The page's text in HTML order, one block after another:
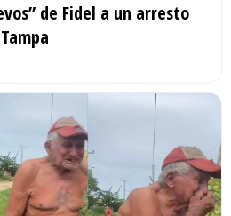
de Fidel a un arresto